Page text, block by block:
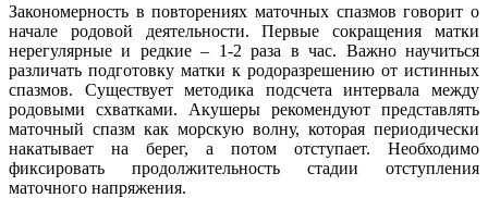
Закономерность в повторениях маточных спазмов говорит о
начале родовой деятельности. Первые сокращения матки
нерегулярные и редкие – 1-2 раза в час. Важно научиться
различать подготовку матки к родоразрешению от истинных
спазмов. Существует методика подсчета интервала между
родовыми схватками. Акушеры рекомендуют представлять
маточный спазм как морскую волну, которая периодически
накатывает на берег, а потом отступает. Необходимо
фиксировать продолжительность стадии отступления
маточного напряжения.